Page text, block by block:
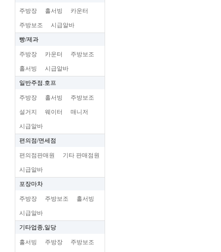
주방장 홀서빙 카운터
주방보조 시급알바
빵/제과
주방장 카운터 주방보조
홀서빙 시급알바
일반주점.호프
주방장 홀서빙 주방보조
설거지 웨이터 매니저
시급알바
편의점/면세점
편의점판매원 기타 판매점원
시급알바
포장마차
주방장 주방보조 홀서빙
시급알바
기타업종,일당
홀서빙 주방장 주방보조